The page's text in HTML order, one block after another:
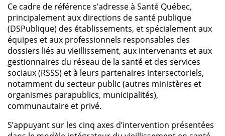
Ce cadre de référence s’adresse à Santé Québec,
principalement aux directions de santé publique
(DSPublique) des établissements, et spécialement aux
équipes et aux professionnels responsables des
dossiers liés au vieillissement, aux intervenants et aux
gestionnaires du réseau de la santé et des services
sociaux (RSSS) et à leurs partenaires intersectoriels,
notamment du secteur public (autres ministères et
organismes parapublics, municipalités),
communautaire et privé.
S’appuyant sur les cinq axes d’intervention présentées